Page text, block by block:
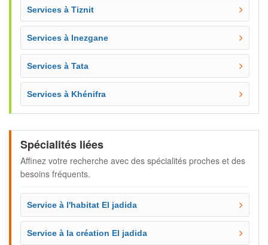
Services à Tiznit
Services à Inezgane
Services à Tata
Services à Khénifra
Spécialités liées
Affinez votre recherche avec des spécialités proches et des
besoins fréquents.
Service à l'habitat El jadida
Service à la création El jadida